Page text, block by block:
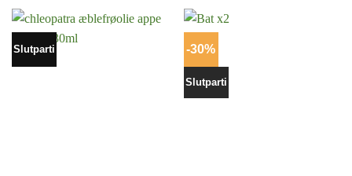
Slutparti -30%
Slutparti